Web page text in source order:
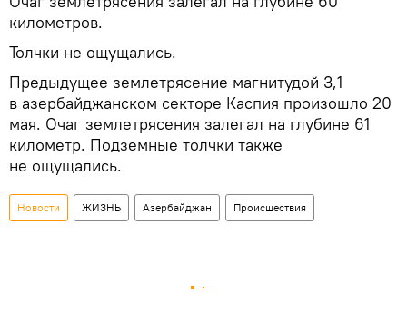
километров.
Толчки не ощущались.
Предыдущее землетрясение магнитудой 3,1
в азербайджанском секторе Каспия произошло 20
мая. Очаг землетрясения залегал на глубине 61
километр. Подземные толчки также
не ощущались.
Новости ЖИЗНЬ Азербайджан Происшествия